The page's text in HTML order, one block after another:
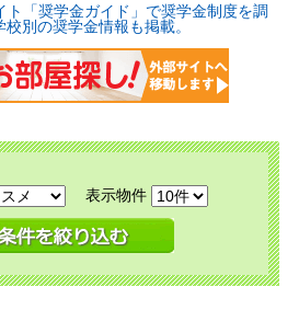
ト「奨学金ガイド」で奨学金制度を調
別の奨学金情報も掲載。
表示物件